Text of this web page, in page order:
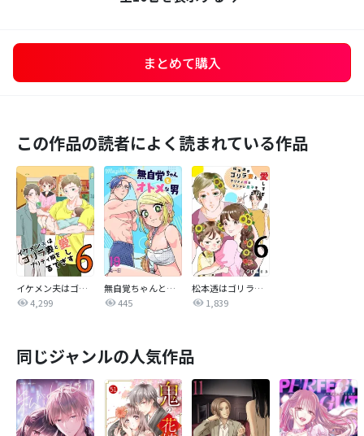
まとめて購入
この作品の読者によく読まれている作品
イケメン夫はゴリラ妻とプリティ娘を愛しすぎてる【同人版】
4,299
無自覚ちゃんとオトメな男【連載版】
445
松本透はゴリラ妻とプリティ娘とツンデレ息子を愛しすぎてる
1,839
同じジャンルの人気作品